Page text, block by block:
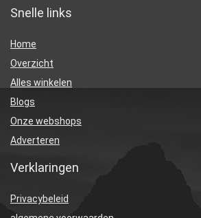
Snelle links
Home
Overzicht
Alles winkelen
Blogs
Onze webshops
Adverteren
Verklaringen
Privacybeleid